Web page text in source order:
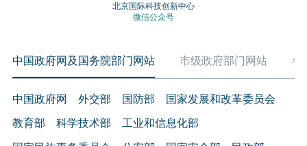
北京国际科技创新中心
微信公众号
中国政府网及国务院部门网站 市级政府部门网站 各
中国政府网 外交部 国防部 国家发展和改革委员会
教育部 科学技术部 工业和信息化部